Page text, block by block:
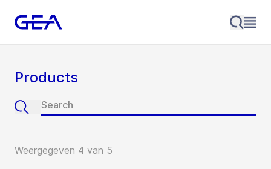
Products
Weergegeven 4 van 5